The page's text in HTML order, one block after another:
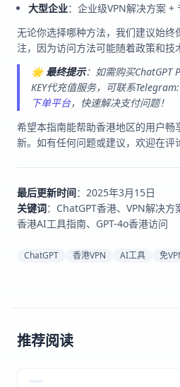
大型企业：企业级VPN解决方案 +
无论你选择哪种方法，我们建议始终
注，因为访问方法可能随着政策和技
🌟 最终提示：如需购买ChatGPT
KEY代充值服务，可联系
下单平台，快速解决支付问题！
希望本指南能帮助香港地区的用户畅
新。如有任何问题或建议，欢迎在评
最后更新时间：2025年3月15日
关键词：ChatGPT香港、VPN解决方
香港AI工具指南、GPT-4o香港访问
ChatGPT 香港VPN AI工具 免
推荐阅读